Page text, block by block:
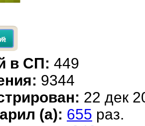
в СП: 449
9344
22 дек
(а): 655 раз.